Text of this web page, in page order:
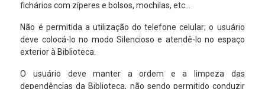
fichários com zíperes e bolsos, mochilas, etc…
Não é permitida a utilização do telefone celular; o usuário
deve colocá-lo no modo Silencioso e atendê-lo no espaço
exterior à Biblioteca.
O usuário deve manter a ordem e a limpeza das
dependências da Biblioteca, não sendo permitido conduzir